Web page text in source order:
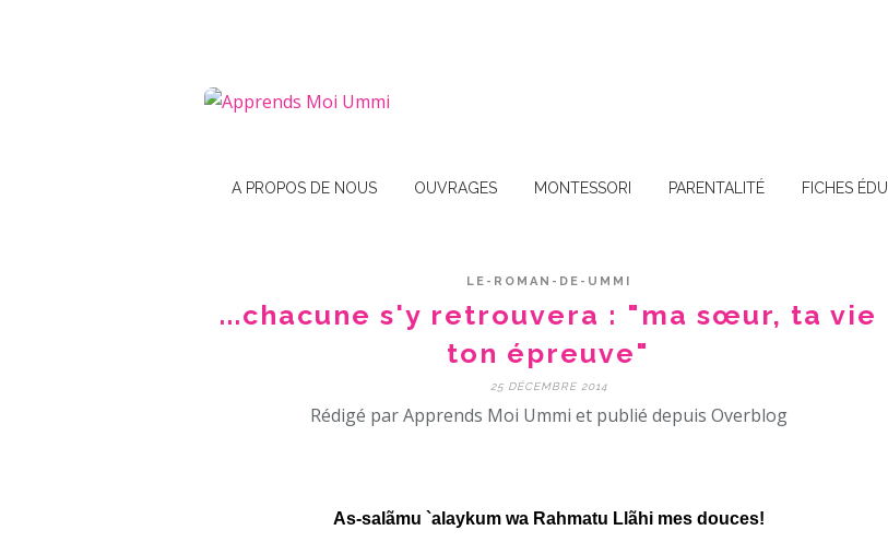
A PROPOS DE NOUS OUVRAGES MONTESSORI PARENTALITÉ FICHES
LE-ROMAN-DE-UMMI
...chacune s'y retrouvera : "ma sœur, ta vie
ton épreuve"
25 DÉCEMBRE 2014
Rédigé par Apprends Moi Ummi et publié depuis Overblog
As-salãmu `alaykum wa Rahmatu Llãhi mes douces!